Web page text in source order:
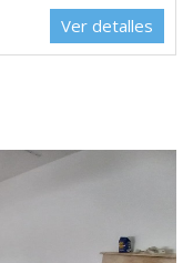
Ver detalles